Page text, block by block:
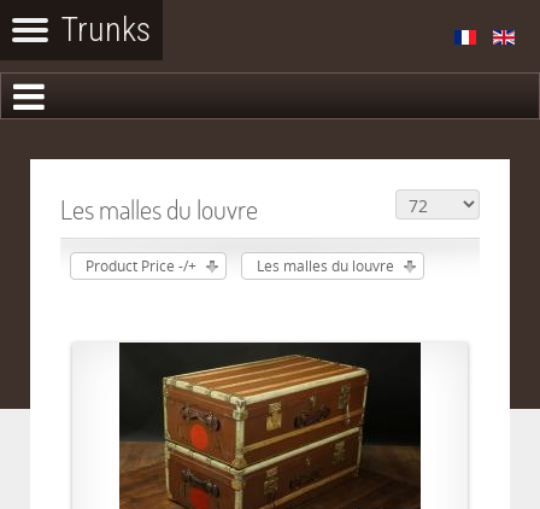
Les malles du louvre
Product Price -/+ Les malles du louvre